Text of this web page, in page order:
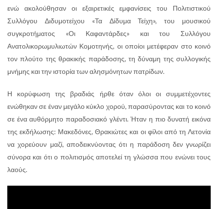
ενώ ακολούθησαν οι εξαιρετικές εμφανίσεις του Πολιτιστικού
Συλλόγου Διδυμοτείχου «Τα Δίδυμα Τείχη», του μουσικού
συγκροτήματος «Οι Καφαντάρδες» και του Συλλόγου
Ανατολικορωμυλιωτών Κομοτηνής, οι οποίοι μετέφεραν στο κοινό
τον πλούτο της θρακικής παράδοσης, τη δύναμη της συλλογικής
μνήμης και την ιστορία των αλησμόνητων πατρίδων.
Η κορύφωση της βραδιάς ήρθε όταν όλοι οι συμμετέχοντες
ενώθηκαν σε έναν μεγάλο κύκλο χορού, παρασύροντας και το κοινό
σε ένα αυθόρμητο παραδοσιακό γλέντι. Ήταν η πιο δυνατή εικόνα
της εκδήλωσης: Μακεδόνες, Θρακιώτες και οι φίλοι από τη Λετονία
να χορεύουν μαζί, αποδεικνύοντας ότι η παράδοση δεν γνωρίζει
σύνορα και ότι ο πολιτισμός αποτελεί τη γλώσσα που ενώνει τους
λαούς.